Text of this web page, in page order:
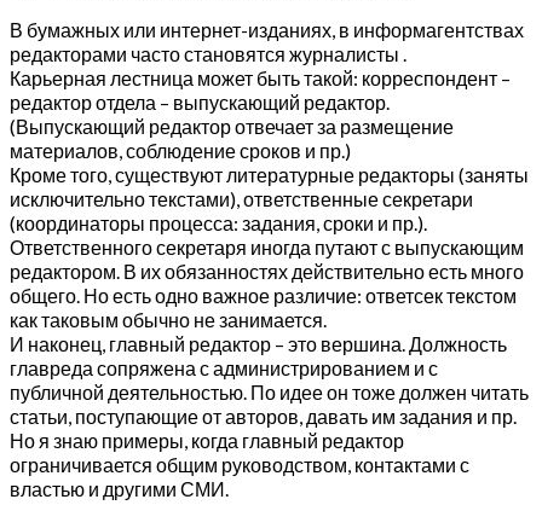
В бумажных или интернет-изданиях, в информагентствах
редакторами часто становятся журналисты .
Карьерная лестница может быть такой: корреспондент –
редактор отдела – выпускающий редактор.
(Выпускающий редактор отвечает за размещение
материалов, соблюдение сроков и пр.)
Кроме того, существуют литературные редакторы (заняты
исключительно текстами), ответственные секретари
(координаторы процесса: задания, сроки и пр.).
Ответственного секретаря иногда путают с выпускающим
редактором. В их обязанностях действительно есть много
общего. Но есть одно важное различие: ответсек текстом
как таковым обычно не занимается.
И наконец, главный редактор – это вершина. Должность
главреда сопряжена с администрированием и с
публичной деятельностью. По идее он тоже должен читать
статьи, поступающие от авторов, давать им задания и пр.
Но я знаю примеры, когда главный редактор
ограничивается общим руководством, контактами с
властью и другими СМИ.